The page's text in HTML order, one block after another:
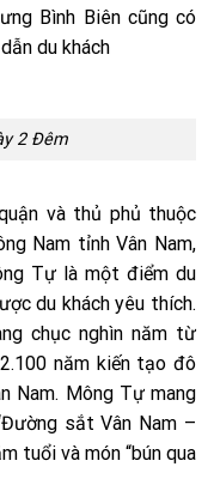
Bình Biên cũng có
du khách
2 Đêm
và thủ phủ thuộc
Nam tỉnh Vân Nam,
Tự là một điểm du
du khách yêu thích.
chục nghìn năm từ
năm kiến ​​tạo đô
Nam. Mông Tự mang
sắt Vân Nam –
tuổi và món “bún qua